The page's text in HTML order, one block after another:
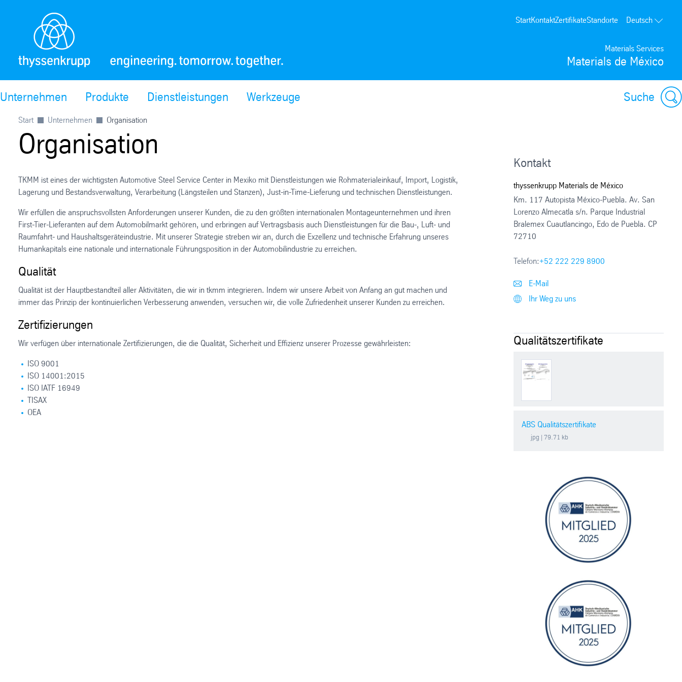
Materials Services
Materials de México
StartKontaktZertifikateStandorte Deutsch
Unternehmen Produkte Dienstleistungen Werkzeuge Suche
Start Unternehmen Organisation
Organisation
TKMM ist eines der wichtigsten Automotive Steel Service Center in Mexiko mit Dienstleistungen wie Rohmaterialeinkauf, Import, Logistik,
Lagerung und Bestandsverwaltung, Verarbeitung (Längsteilen und Stanzen), Just-in-Time-Lieferung und technischen Dienstleistungen.
Wir erfüllen die anspruchsvollsten Anforderungen unserer Kunden, die zu den größten internationalen Montageunternehmen und ihren
First-Tier-Lieferanten auf dem Automobilmarkt gehören, und erbringen auf Vertragsbasis auch Dienstleistungen für die Bau-, Luft- und
Raumfahrt- und Haushaltsgeräteindustrie. Mit unserer Strategie streben wir an, durch die Exzellenz und technische Erfahrung unseres
Humankapitals eine nationale und internationale Führungsposition in der Automobilindustrie zu erreichen.
Qualität
Qualität ist der Hauptbestandteil aller Aktivitäten, die wir in tkmm integrieren. Indem wir unsere Arbeit von Anfang an gut machen und
immer das Prinzip der kontinuierlichen Verbesserung anwenden, versuchen wir, die volle Zufriedenheit unserer Kunden zu erreichen.
Zertifizierungen
Wir verfügen über internationale Zertifizierungen, die die Qualität, Sicherheit und Effizienz unserer Prozesse gewährleisten:
ISO 9001
ISO 14001:2015
ISO IATF 16949
TISAX
OEA
Kontakt
thyssenkrupp Materials de México
Km. 117 Autopista México-Puebla. Av. San
Lorenzo Almecatla s/n. Parque Industrial
Bralemex Cuautlancingo, Edo de Puebla. CP
72710
Telefon:+52 222 229 8900
E-Mail
Ihr Weg zu uns
Qualitätszertifikate
ABS Qualitätszertifikate
jpg | 79.71 kb